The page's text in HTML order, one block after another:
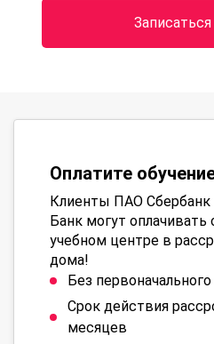
Оплатите
Клиенты ПАО
Банк могут
учебном центре в
дома!
Без
Срок действия
месяцев